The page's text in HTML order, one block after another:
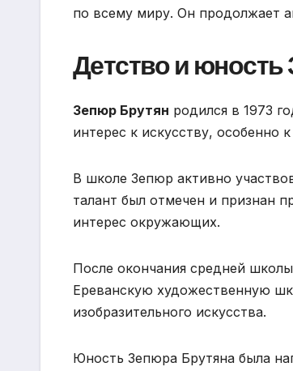
по всему миру. Он продолжает
Детство и
Зепюр Брутян родился в 1973
интерес к искусству, особенно
В школе Зепюр активно
талант был отмечен и признан
интерес окружающих.
После окончания средней
Ереванскую художественную
изобразительного искусства.
Юность Зепюра Брутяна была